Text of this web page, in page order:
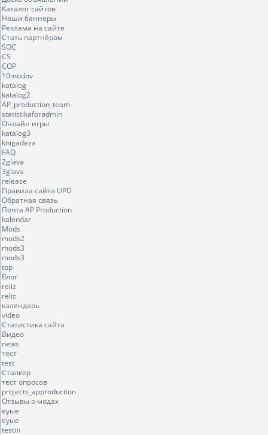
Каталог сайтов
Наши баннеры
Реклама на сайте
Стать партнёром
SOC
CS
COP
10modov
katalog
katalog2
AP_production_team
statistikaforadmin
Онлайн игры
katalog3
knigadeza
FAQ
2glava
3glava
release
Правила сайта UPD
Обратная связь
Почта AP Production
kalendar
Mods
mods2
mods3
mods3
top
Блог
reliz
reliz
календарь
video
Статистика сайта
Видео
news
тест
test
Сталкер
тест опросов
projects_approduction
Отзывы о модах
еуые
еуые
testin